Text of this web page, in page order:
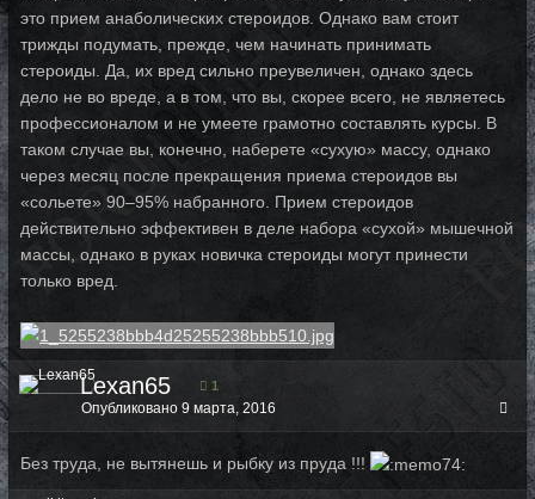
это прием анаболических стероидов. Однако вам стоит
трижды подумать, прежде, чем начинать принимать
стероиды. Да, их вред сильно преувеличен, однако здесь
дело не во вреде, а в том, что вы, скорее всего, не являетесь
профессионалом и не умеете грамотно составлять курсы. В
таком случае вы, конечно, наберете «сухую» массу, однако
через месяц после прекращения приема стероидов вы
«сольете» 90–95% набранного. Прием стероидов
действительно эффективен в деле набора «сухой» мышечной
массы, однако в руках новичка стероиды могут принести
только вред.
Lexan65 1
Опубликовано 9 марта, 2016
Без труда, не вытянешь и рыбку из пруда !!!